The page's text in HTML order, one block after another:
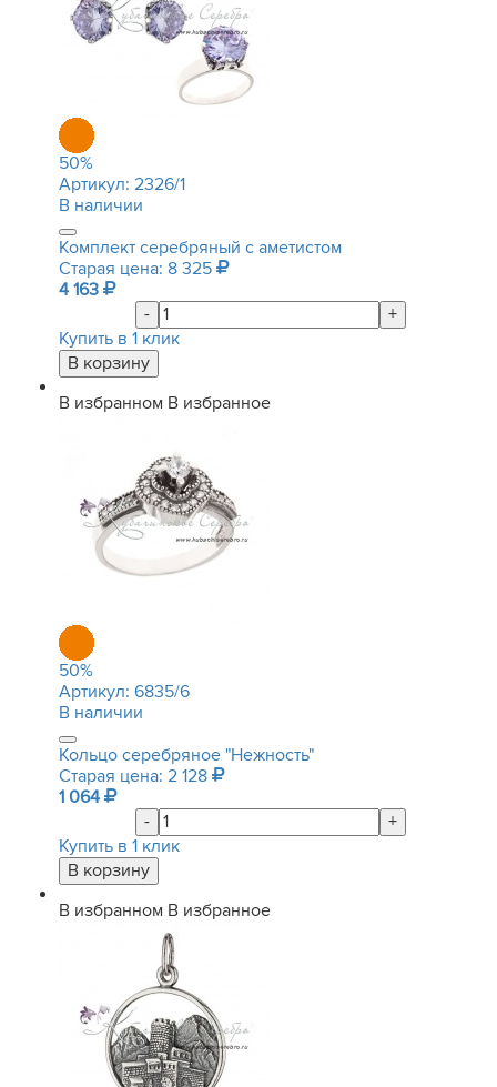
50%
Артикул: 2326/1
В наличии
Комплект серебряный с аметистом
Старая цена: 8 325
4 163
-
+
Купить в 1 клик
В избранном В избранное
50%
Артикул: 6835/6
В наличии
Кольцо серебряное "Нежность"
Старая цена: 2 128
1 064
-
+
Купить в 1 клик
В избранном В избранное